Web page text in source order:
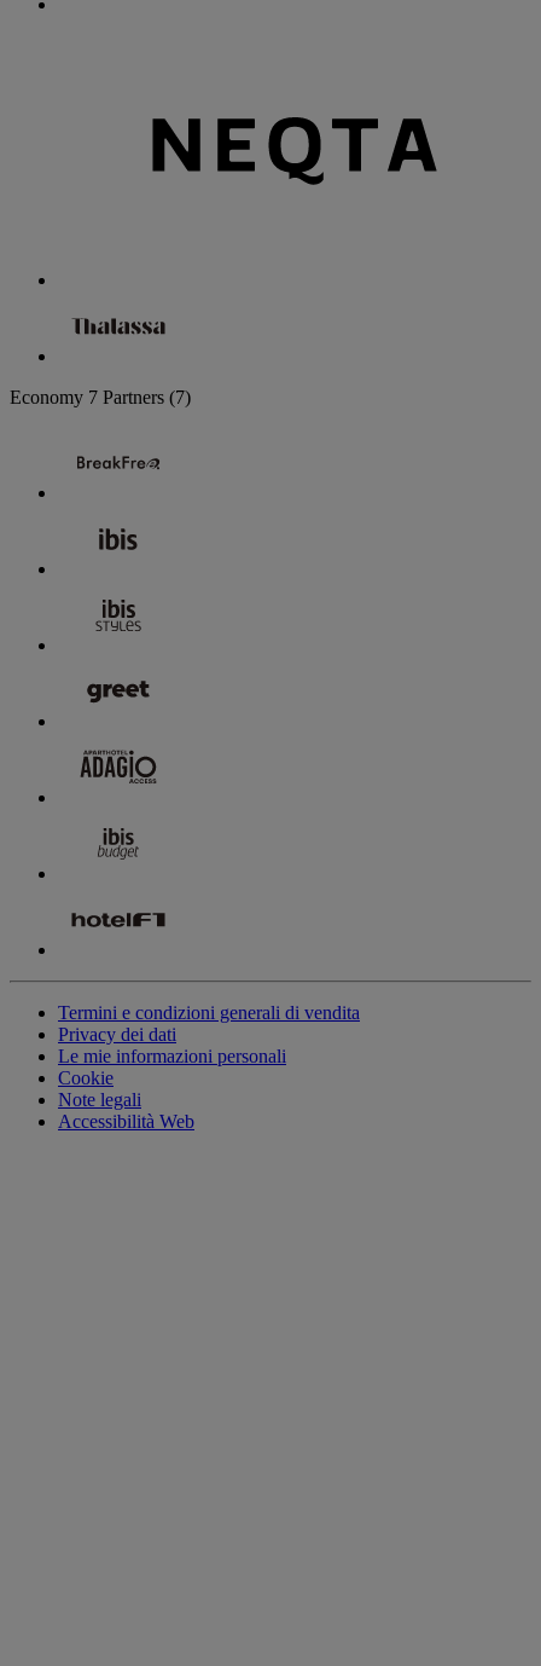
Economy 7 Partners (7)
Termini e condizioni generali di vendita
Privacy dei dati
Le mie informazioni personali
Cookie
Note legali
Accessibilità Web